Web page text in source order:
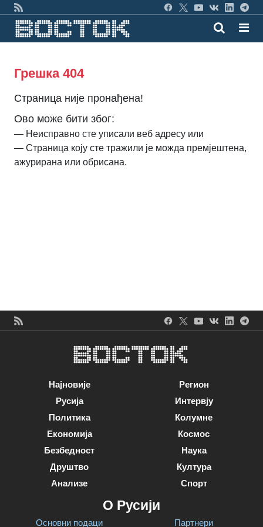
Грешка 404
Страница није пронађена!
Ово може бити због:
— Неисправно сте уписали веб адресу или
— Страница коју сте тражили је можда премјештена,
ажурирана или обрисана.
Најновије
Русија
Политика
Економија
Безбедност
Друштво
Анализе
Регион
Интервју
Колумне
Космос
Наука
Култура
Спорт
О Русији
Основни подаци Партнери